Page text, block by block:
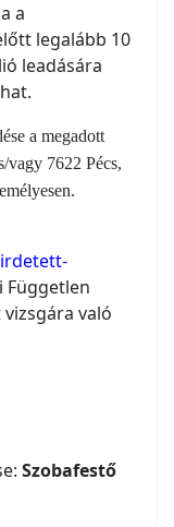
a
legalább 10
leadására
a megadott
vagy 7622 Pécs,
Független
való
Szobafestő